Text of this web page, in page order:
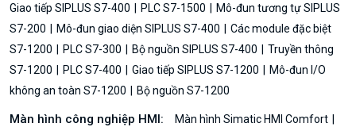
Giao tiếp SIPLUS S7-400
PLC S7-1500
Mô-đun tương tự SIPLUS
S7-200
Mô-đun giao diện SIPLUS S7-400
Các module đặc biệt
S7-1200
PLC S7-300 Bộ nguồn SIPLUS S7-400
Truyền thông
S7-1200
PLC S7-400 Giao tiếp SIPLUS S7-1200
Mô-đun I/O
không an toàn S7-1200
Bộ nguồn S7-1200
Màn hình công nghiệp HMI:
Màn hình Simatic HMI Comfort